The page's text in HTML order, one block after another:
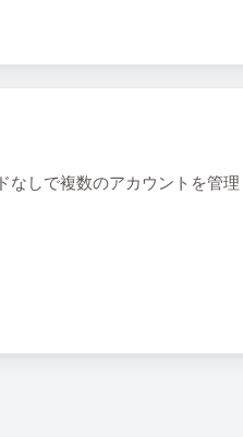
しで複数のアカウントを管理